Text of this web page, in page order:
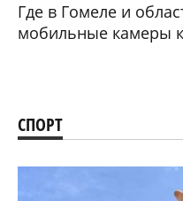
Где в Гомеле и
мобильные камеры
СПОРТ